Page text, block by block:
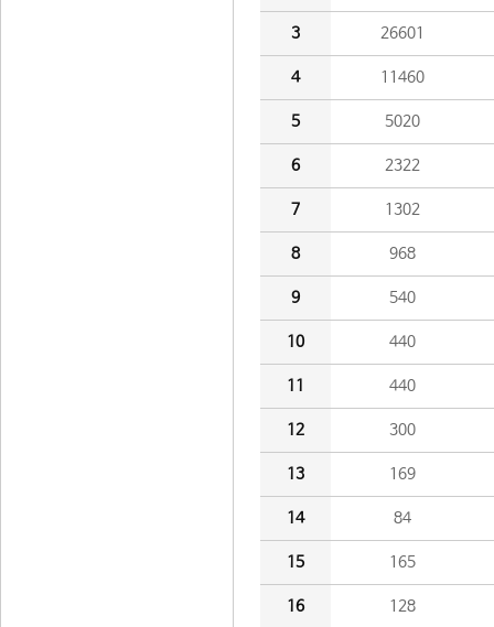
3 26601
4 11460
5 5020
6 2322
7 1302
8 968
9 540
10 440
11 440
12 300
13 169
14 84
15 165
16 128